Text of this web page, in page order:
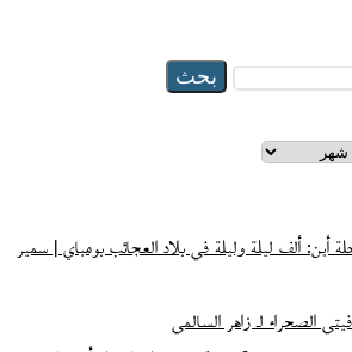
أين: ألف ليلة وليلة في بلاد العجائب بومباي | سمير
الصحراء لـ زاهر السالمي